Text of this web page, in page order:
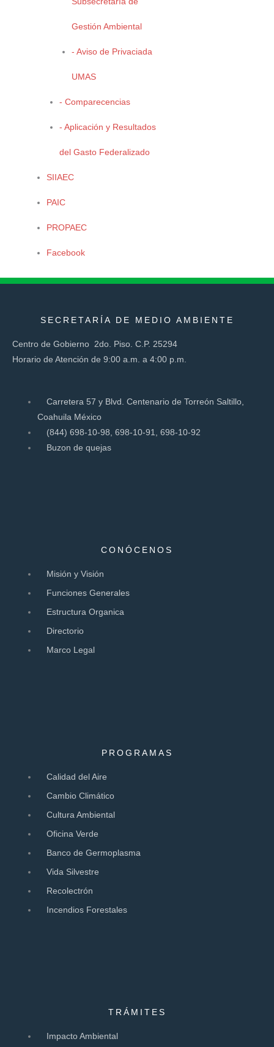
Gestión Ambiental
- Aviso de Privaciada
UMAS
- Comparecencias
- Aplicación y Resultados
del Gasto Federalizado
SIIAEC
PAIC
PROPAEC
Facebook
Subsecretaría Gestión Ambiental
SECRETARÍA DE MEDIO AMBIENTE
Centro de Gobierno 2do. Piso. C.P. 25294
Horario de Atención de 9:00 a.m. a 4:00 p.m.
Carretera 57 y Blvd. Centenario de Torreón Saltillo,
Coahuila México
(844) 698-10-98, 698-10-91, 698-10-92
Buzon de quejas
CONÓCENOS
Misión y Visión
Funciones Generales
Estructura Organica
Directorio
Marco Legal
PROGRAMAS
Calidad del Aire
Cambio Climático
Cultura Ambiental
Oficina Verde
Banco de Germoplasma
Vida Silvestre
Recolectrón
Incendios Forestales
TRÁMITES
Impacto Ambiental